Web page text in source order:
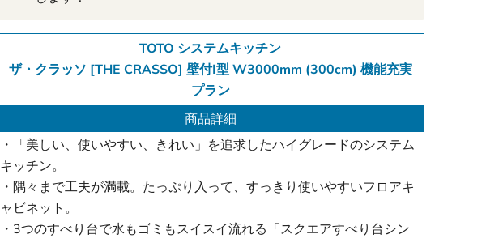
TOTO システムキッチン
ザ・クラッソ [THE CRASSO] 壁付I型 W3000mm (300cm) 機能充実
プラン
商品詳細
・「美しい、使いやすい、きれい」を追求したハイグレードのシステム
キッチン。
・隅々まで工夫が満載。たっぷり入って、すっきり使いやすいフロアキ
ャビネット。
・3つのすべり台で水もゴミもスイスイ流れる「スクエアすべり台シン